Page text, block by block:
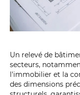
Un relevé de
secteurs,
l'immobilier et la
des dimensions